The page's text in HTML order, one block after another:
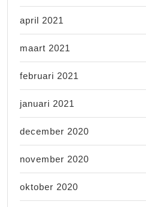
april 2021
maart 2021
februari 2021
januari 2021
december 2020
november 2020
oktober 2020